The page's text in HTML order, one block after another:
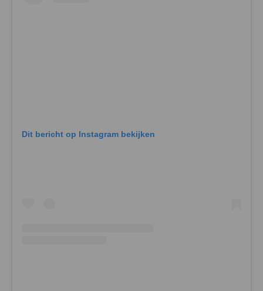
Dit bericht op Instagram bekijken